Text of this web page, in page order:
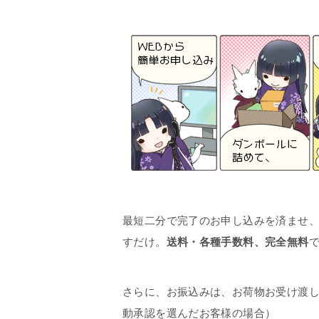
最短二分で完了のお申し込みを済ませ
すだけ。 送料・各種手数料、完全無料
さらに、お振込みは、お荷物お受け渡
動承認を選んだお客様の場合）